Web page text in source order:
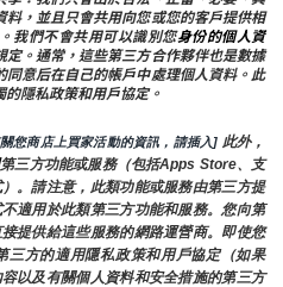
料，並且只會共用向您或您的客戶提供相
我們不會共用可以識別您身份的個人資
定。通常，這些第三方合作夥伴也是數據
同意后在自己的帳戶中處理個人資料。此
隱私政策和用戶協定。
您商店上買家活動的資訊，請插入] 此外，
第三方功能或服務（包括Apps Store、支
。請注意，此類功能或服務由第三方提
適用於此類第三方功能和服務。您向第
提供給這些服務的網路運營商。即使您
三方的適用隱私政策和用戶協定（如果
以及有關個人資料和安全措施的第三方